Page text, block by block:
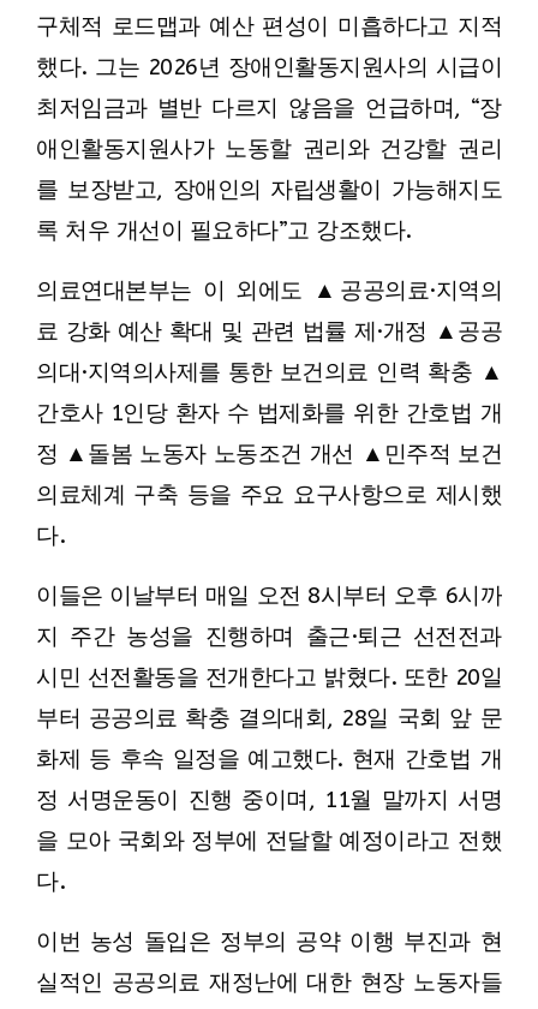
구체적 로드맵과 예산 편성이 미흡하다고 지적
했다. 그는 2026년 장애인활동지원사의 시급이
최저임금과 별반 다르지 않음을 언급하며, “장
애인활동지원사가 노동할 권리와 건강할 권리
를 보장받고, 장애인의 자립생활이 가능해지도
록 처우 개선이 필요하다”고 강조했다.
의료연대본부는 이 외에도 ▲공공의료·지역의
료 강화 예산 확대 및 관련 법률 제·개정 ▲공공
의대·지역의사제를 통한 보건의료 인력 확충 ▲
간호사 1인당 환자 수 법제화를 위한 간호법 개
정 ▲돌봄 노동자 노동조건 개선 ▲민주적 보건
의료체계 구축 등을 주요 요구사항으로 제시했
다.
이들은 이날부터 매일 오전 8시부터 오후 6시까
지 주간 농성을 진행하며 출근·퇴근 선전전과
시민 선전활동을 전개한다고 밝혔다. 또한 20일
부터 공공의료 확충 결의대회, 28일 국회 앞 문
화제 등 후속 일정을 예고했다. 현재 간호법 개
정 서명운동이 진행 중이며, 11월 말까지 서명
을 모아 국회와 정부에 전달할 예정이라고 전했
다.
이번 농성 돌입은 정부의 공약 이행 부진과 현
실적인 공공의료 재정난에 대한 현장 노동자들